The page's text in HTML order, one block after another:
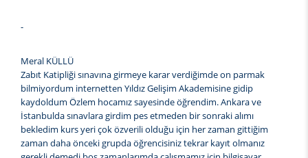
-
Meral KÜLLÜ
Zabıt Katipliği sınavına girmeye karar verdiğimde on parmak
bilmiyordum internetten Yıldız Gelişim Akademisine gidip
kaydoldum Özlem hocamız sayesinde öğrendim. Ankara ve
İstanbulda sınavlara girdim pes etmeden bir sonraki alımı
bekledim kurs yeri çok özverili olduğu için her zaman gittiğim
zaman daha önceki grupda öğrencisiniz tekrar kayıt olmanız